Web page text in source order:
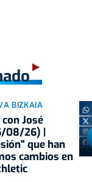
BIZKAIA
José
08/26) |
que han
cambios en